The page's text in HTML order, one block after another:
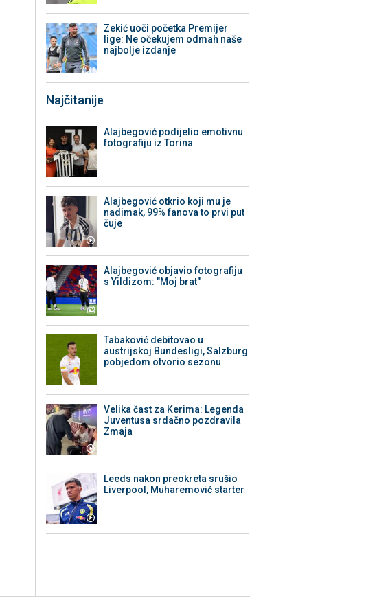
Zekić uoči početka Premijer
lige: Ne očekujem odmah naše
najbolje izdanje
Najčitanije
Alajbegović podijelio emotivnu
fotografiju iz Torina
Alajbegović otkrio koji mu je
nadimak, 99% fanova to prvi put
čuje
Alajbegović objavio fotografiju
s Yildizom: "Moj brat"
Tabaković debitovao u
austrijskoj Bundesligi, Salzburg
pobjedom otvorio sezonu
Velika čast za Kerima: Legenda
Juventusa srdačno pozdravila
Zmaja
Leeds nakon preokreta srušio
Liverpool, Muharemović starter